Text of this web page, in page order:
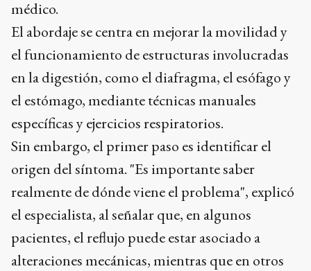
médico.
El abordaje se centra en mejorar la movilidad y
el funcionamiento de estructuras involucradas
en la digestión, como el diafragma, el esófago y
el estómago, mediante técnicas manuales
específicas y ejercicios respiratorios.
Sin embargo, el primer paso es identificar el
origen del síntoma. "Es importante saber
realmente de dónde viene el problema", explicó
el especialista, al señalar que, en algunos
pacientes, el reflujo puede estar asociado a
alteraciones mecánicas, mientras que en otros